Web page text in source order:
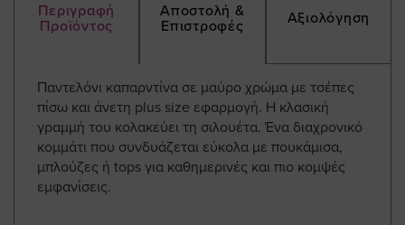
Περιγραφή
Προϊόντος
Αποστολή &
Επιστροφές
Αξιολόγηση
Παντελόνι καπαρντίνα σε μαύρο χρώμα με τσέπες
πίσω και άνετη plus size εφαρμογή. Η κλασική
γραμμή του κολακεύει τη σιλουέτα. Ένα διαχρονικό
κομμάτι που συνδυάζεται εύκολα με πουκάμισα,
μπλούζες ή tops για καθημερινές και πιο κομψές
εμφανίσεις.